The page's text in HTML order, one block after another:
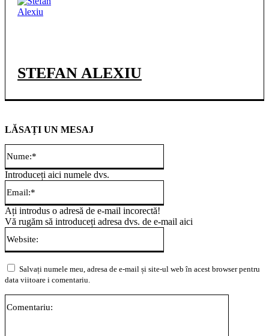
STEFAN ALEXIU
LĂSAȚI UN MESAJ
Introduceți aici numele dvs.
Ați introdus o adresă de e-mail incorectă!
Vă rugăm să introduceți adresa dvs. de e-mail aici
Salvați numele meu, adresa de e-mail și site-ul web în acest browser pentru
data viitoare i comentariu.